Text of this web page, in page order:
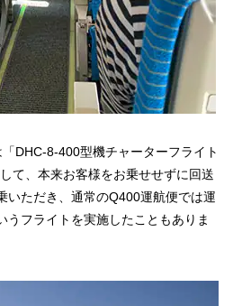
DHC-8-400型機チャーターフライト
て、本来お客様をお乗せせずに回送
いただき、通常のQ400運航便では運
うフライトを実施したこともありま